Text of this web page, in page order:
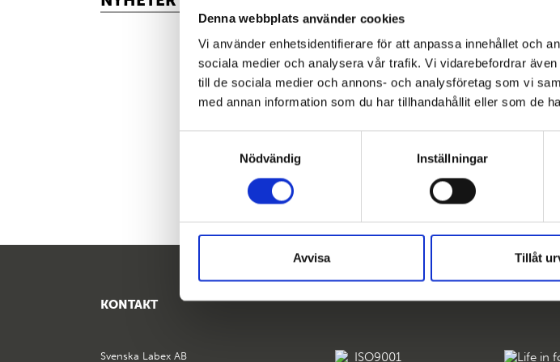
Denna webbplats använder cookies
Vi använder enhetsidentifierare för att anpassa innehållet och
sociala medier och analysera vår trafik. Vi vidarebefordrar
till de sociala medier och annons- och analysföretag som vi
med annan information som du har tillhandahållit eller som de
Nödvändig
Inställningar
Avvisa Tillåt
Interested in joining?
Click the linkhereto register!
KONTAKT
Svenska Labex AB